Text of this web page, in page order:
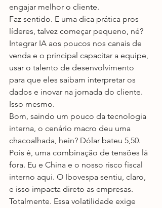
engajar melhor o cliente.
Faz sentido. E uma dica prática pros
líderes, talvez começar pequeno, né?
Integrar IA aos poucos nos canais de
venda e o principal capacitar a equipe,
usar o talento de desenvolvimento
para que eles saibam interpretar os
dados e inovar na jornada do cliente.
Isso mesmo.
Bom, saindo um pouco da tecnologia
interna, o cenário macro deu uma
chacoalhada, hein? Dólar bateu 5,50.
Pois é, uma combinação de tensões lá
fora. Eu e China e o nosso risco fiscal
interno aqui. O Ibovespa sentiu, claro,
e isso impacta direto as empresas.
Totalmente. Essa volatilidade exige